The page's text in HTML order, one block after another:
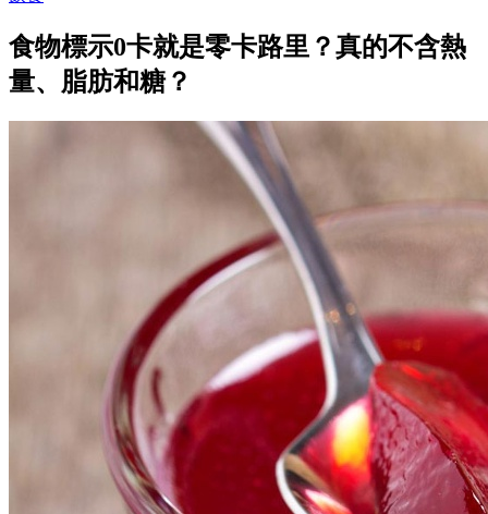
食物標示0卡就是零卡路里？真的不含熱
量、脂肪和糖？